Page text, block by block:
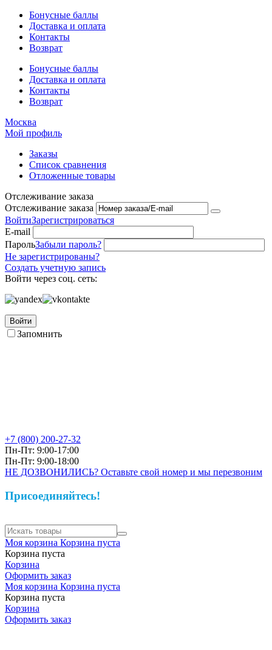
Бонусные баллы
Доставка и оплата
Контакты
Возврат
Бонусные баллы
Доставка и оплата
Контакты
Возврат
Москва
Мой профиль
Заказы
Список сравнения
Отложенные товары
Отслеживание заказа
Отслеживание заказа
ВойтиЗарегистрироваться
E-mail
ПарольЗабыли пароль?
Не зарегистрированы?
Создать учетную запись
Войти через соц. сеть:
Войти
Запомнить
+7 (800) 200-27-32
Пн-Пт: 9:00-17:00
Пн-Пт: 9:00-18:00
НЕ ДОЗВОНИЛИСЬ? Оставьте свой номер и мы перезвоним
Присоединяйтесь!
Моя корзина Корзина пуста
Корзина пуста
Корзина
Оформить заказ
Моя корзина Корзина пуста
Корзина пуста
Корзина
Оформить заказ